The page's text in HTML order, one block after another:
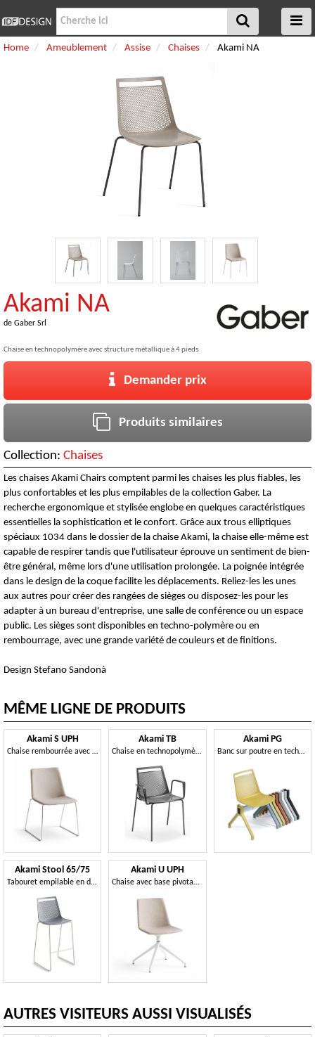
Home Ameublement Assise Chaises Akami NA
Akami NA
de Gaber Srl
Chaise en technopolymère avec structure métallique à 4 pieds
Demander prix
Produits similaires
Collection: Chaises
Les chaises Akami Chairs comptent parmi les chaises les plus fiables, les
plus confortables et les plus empilables de la collection Gaber. La
recherche ergonomique et stylisée englobe en quelques caractéristiques
essentielles la sophistication et le confort. Grâce aux trous elliptiques
spéciaux 1034 dans le dossier de la chaise Akami, la chaise elle-même est
capable de respirer tandis que l'utilisateur éprouve un sentiment de bien-
être général, même lors d'une utilisation prolongée. La poignée intégrée
dans le design de la coque facilite les déplacements. Reliez-les les unes
aux autres pour créer des rangées de sièges ou disposez-les pour les
adapter à un bureau d'entreprise, une salle de conférence ou un espace
public. Les sièges sont disponibles en techno-polymère ou en
rembourrage, avec une grande variété de couleurs et de finitions.
Design Stefano Sandonà
MÊME LIGNE DE PRODUITS
Akami S UPH
Chaise rembourrée avec piètement luge en métal
Akami TB
Chaise en technopolymère avec accoudoirs et structure métallique à 4 pieds
Akami PG
Banc sur poutre en technopolymère
Akami Stool 65/75
Tabouret empilable en deux hauteurs, en technopolymère ou tapissé
Akami U UPH
Chaise avec base pivotante
AUTRES VISITEURS AUSSI VISUALISÉS